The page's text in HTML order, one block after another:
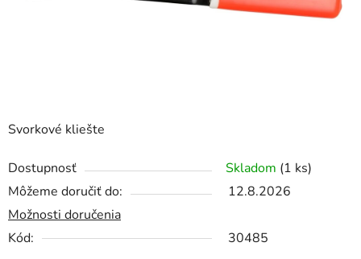
Svorkové kliešte
Dostupnosť Skladom (1 ks)
Môžeme doručiť do:
12.8.2026
Možnosti doručenia
Kód:
30485